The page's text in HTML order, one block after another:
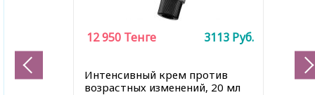
Интенсивный крем против
возрастных изменений, 20 мл
12 950 Тенге 3113 Руб.